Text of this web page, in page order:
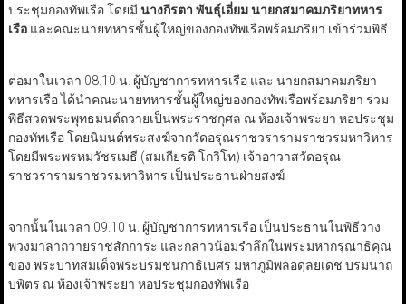
ประชุมกองทัพเรือ โดยมี นางกีรตา พันธุ์เอี่ยม นายกสมาคมภริยาทหาร
เรือและคณะนายทหารชั้นผู้ใหญ่ของกองทัพเรือพร้อมภริยา เข้าร่วมพิธี
ต่อมาในเวลา 08.10 น. ผู้บัญชาการทหารเรือ และ นายกสมาคมภริยา
ทหารเรือ ได้นำคณะนายทหารชั้นผู้ใหญ่ของกองทัพเรือพร้อมภริยา ร่วม
พิธีสวดพระพุทธมนต์ถวายเป็นพระราชกุศล ณ ห้องเจ้าพระยา หอประชุม
กองทัพเรือ โดยนิมนต์พระสงฆ์จากวัดอรุณราชวรารามราชวรมหาวิหาร
โดยมีพระพรหมวัชรเมธี (สมเกียรติ โกวิโท) เจ้าอาวาสวัดอรุณ
ราชวรารามราชวรมหาวิหาร เป็นประธานฝ่ายสงฆ์
จากนั้นในเวลา 09.10 น. ผู้บัญชาการทหารเรือ เป็นประธานในพิธีวาง
พวงมาลาถวายราชสักการะ และกล่าวน้อมรำลึกในพระมหากรุณาธิคุณ
ของ พระบาทสมเด็จพระบรมชนกาธิเบศร มหาภูมิพลอดุลยเดช บรมนาถ
บพิตร ณ ห้องเจ้าพระยา หอประชุมกองทัพเรือ